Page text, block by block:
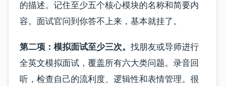
的描述。记住至少五个核心模块的名称和简要内
容。面试官问到你答不上来，基本就挂了。
第二项：模拟面试至少三次。 找朋友或导师进行
全英文模拟面试，覆盖所有六大类问题。录音回
听，检查自己的流利度、逻辑性和表情管理。很